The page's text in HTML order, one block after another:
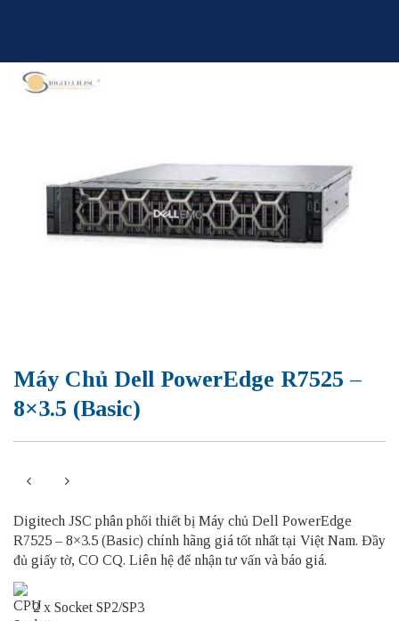
Máy Chủ Dell PowerEdge R7525 –
8×3.5 (Basic)
Digitech JSC phân phối thiết bị Máy chủ Dell PowerEdge
R7525 – 8×3.5 (Basic) chính hãng giá tốt nhất tại Việt Nam. Đầy
đủ giấy tờ, CO CQ. Liên hệ để nhận tư vấn và báo giá.
2 x Socket SP2/SP3